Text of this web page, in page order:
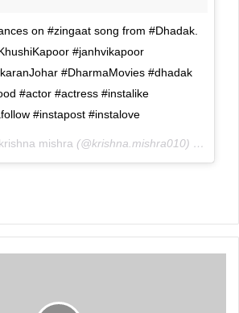
on #zingaat song from #Dhadak.
#janhvikapoor
#DharmaMovies #dhadak
#actor #actress #instalike
#instapost #instalove
krishna mishra (@krishna.mishra010) on